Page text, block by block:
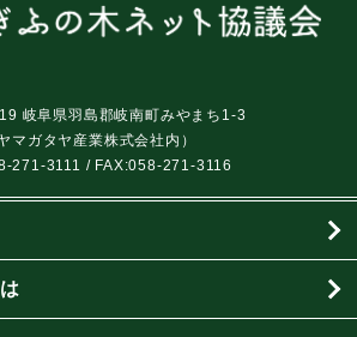
岐阜県羽島郡岐南町みやまち1-3
ヤマガタヤ産業株式会社内）
271-3111 / FAX:058-271-3116